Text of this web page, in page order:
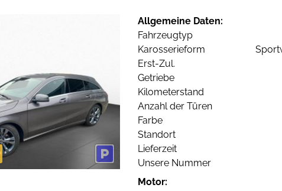
Allgemeine Daten:
Fahrzeugtyp
Karosserieform
Erst-Zul.
Getriebe
Kilometerstand
Anzahl der Türen
Farbe
Standort
Lieferzeit
Unsere Nummer
Motor: